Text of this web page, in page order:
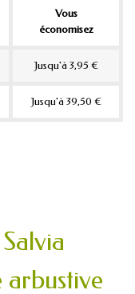
Vous
économisez
Jusqu'à 3,95 €
Jusqu'à 39,50 €
arbustive